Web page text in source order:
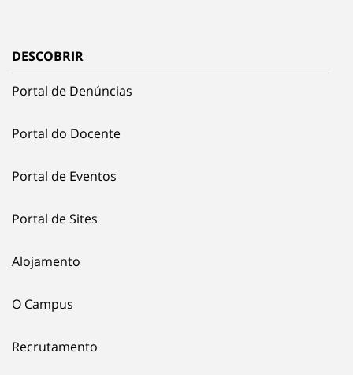
DESCOBRIR
Portal de Denúncias
Portal do Docente
Portal de Eventos
Portal de Sites
Alojamento
O Campus
Recrutamento